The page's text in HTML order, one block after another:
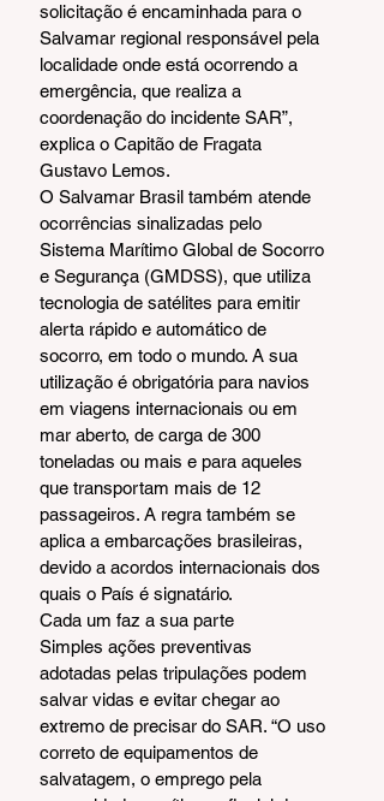
solicitação é encaminhada para o
Salvamar regional responsável pela
localidade onde está ocorrendo a
emergência, que realiza a
coordenação do incidente SAR”,
explica o Capitão de Fragata
Gustavo Lemos.
O Salvamar Brasil também atende
ocorrências sinalizadas pelo
Sistema Marítimo Global de Socorro
e Segurança (GMDSS), que utiliza
tecnologia de satélites para emitir
alerta rápido e automático de
socorro, em todo o mundo. A sua
utilização é obrigatória para navios
em viagens internacionais ou em
mar aberto, de carga de 300
toneladas ou mais e para aqueles
que transportam mais de 12
passageiros. A regra também se
aplica a embarcações brasileiras,
devido a acordos internacionais dos
quais o País é signatário.
Cada um faz a sua parte
Simples ações preventivas
adotadas pelas tripulações podem
salvar vidas e evitar chegar ao
extremo de precisar do SAR. “O uso
correto de equipamentos de
salvatagem, o emprego pela